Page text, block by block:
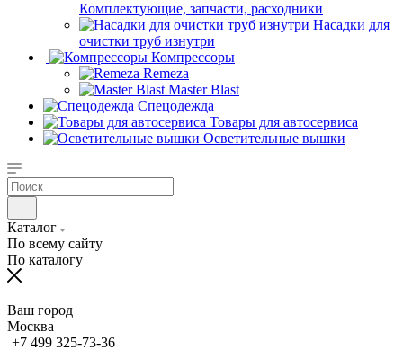
Комплектующие, запчасти, расходники
Насадки для
очистки труб изнутри
Компрессоры
Remeza
Master Blast
Спецодежда
Товары для автосервиса
Осветительные вышки
Каталог
По всему сайту
По каталогу
Ваш город
Москва
+7 499 325-73-36